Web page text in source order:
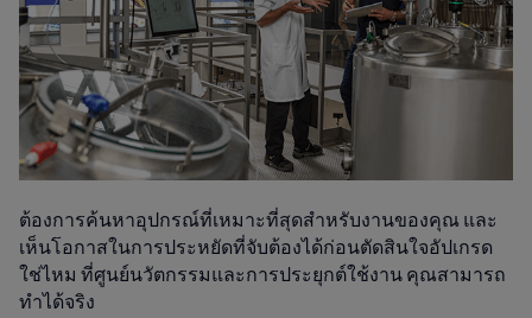
ต้องการค้นหาอุปกรณ์ที่เหมาะที่สุดสำหรับงานของคุณ และ
เห็นโอกาสในการประหยัดที่จับต้องได้ก่อนตัดสินใจอัปเกรด
ใช่ไหม ที่ศูนย์นวัตกรรมและการประยุกต์ใช้งาน คุณสามารถ
ทำได้จริง